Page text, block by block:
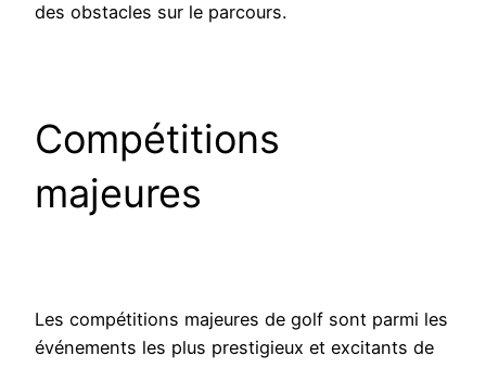
des obstacles sur le parcours.
Compétitions
majeures
Les compétitions majeures de golf sont parmi les
événements les plus prestigieux et excitants de